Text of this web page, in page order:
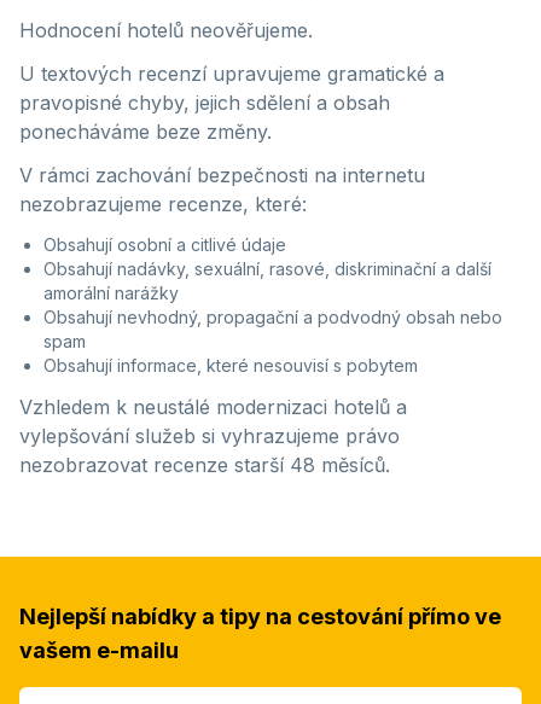
Hodnocení hotelů neověřujeme.
U textových recenzí upravujeme gramatické a
pravopisné chyby, jejich sdělení a obsah
ponecháváme beze změny.
V rámci zachování bezpečnosti na internetu
nezobrazujeme recenze, které:
Obsahují osobní a citlivé údaje
Obsahují nadávky, sexuální, rasové, diskriminační a další
amorální narážky
Obsahují nevhodný, propagační a podvodný obsah nebo
spam
Obsahují informace, které nesouvisí s pobytem
Vzhledem k neustálé modernizaci hotelů a
vylepšování služeb si vyhrazujeme právo
nezobrazovat recenze starší 48 měsíců.
Nejlepší nabídky a tipy na cestování přímo ve
vašem e-mailu